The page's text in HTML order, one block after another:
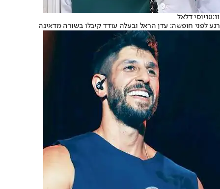
10:11יוסי דלאל
רגע לפני חופשה: עדן הראל ובעלה עודד קיבלו בשורה מדאיגה